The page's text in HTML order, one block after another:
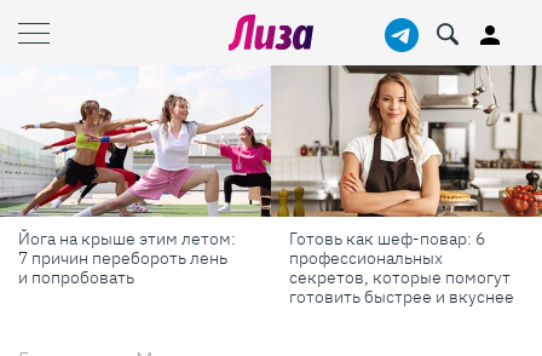
Готовь как шеф-повар: 6
профессиональных
секретов, которые помогут
Масштабные приключения:
самые красивые фестивали
России в августе